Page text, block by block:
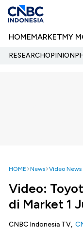
HOMEMARKETMY
RESEARCHOPINION
HOME News Video News
Video:
di Market 1
CNBC Indonesia TV,